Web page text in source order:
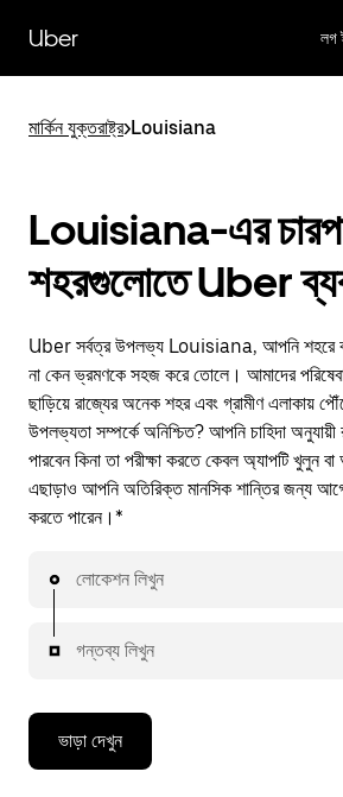
প্রধান
বিষয়সূচিতে
Uber লগ
মার্কিন যুক্তরাষ্ট্র>Louisiana
Louisiana-এর
শহরগুলোতে Uber
Uber সর্বত্র উপলভ্য Louisiana, আপনি শহরে বা
না কেন ভ্রমণকে সহজ করে তোলে। আমাদের
ছাড়িয়ে রাজ্যের অনেক শহর এবং গ্রামীণ এলাকায়
উপলভ্যতা সম্পর্কে অনিশ্চিত? আপনি চাহিদা
পারবেন কিনা তা পরীক্ষা করতে কেবল অ্যাপটি খুলুন
এছাড়াও আপনি অতিরিক্ত মানসিক শান্তির জন্য
করতে পারেন।*
লোকেশন লিখুন
গন্তব্য লিখুন
ভাড়া দেখুন